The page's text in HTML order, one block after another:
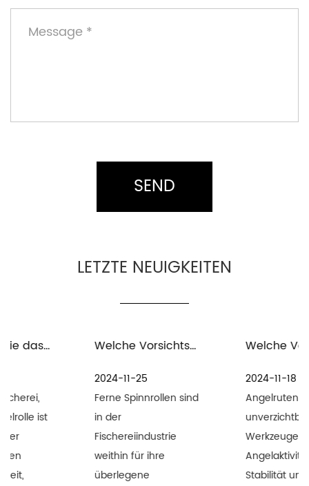
LETZTE NEUIGKEITEN
Welche Vorsichtsmaßnahmen gelten für die Wartung und Pflege entfernter Spinnrollen in Meerwasserumgebungen?
Ferne Spinnrollen sind
in der
Fischereiindustrie
weithin für ihre
Welche Vorsichtsmaßnahmen sind für die Wartung von Angelausrüstung und Angelruten zu beachten?
Angelruten sind
unverzichtbare
Werkzeuge für
Angelaktivitäten. Die